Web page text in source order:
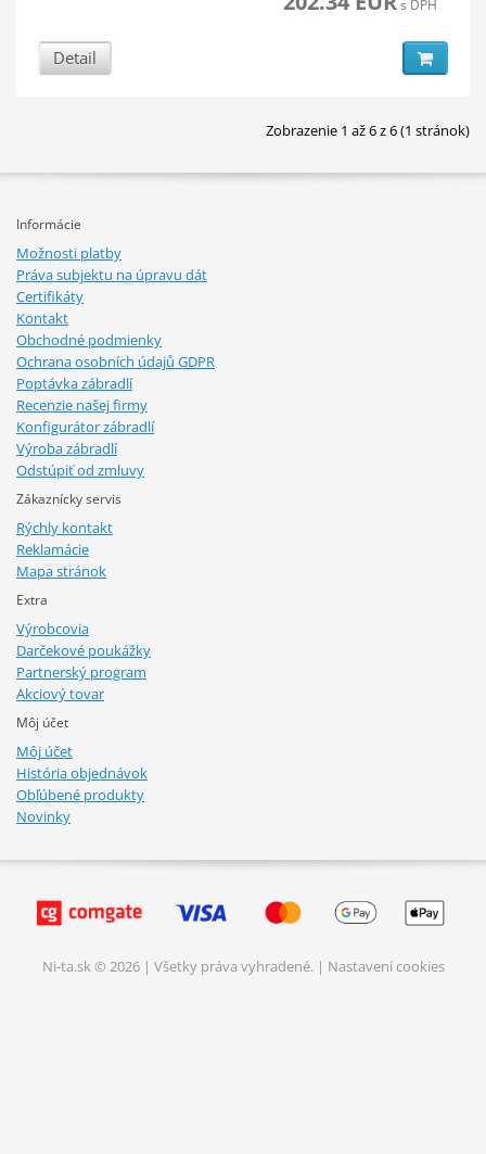
s DPH
Detail
Zobrazenie 1 až 6 z 6 (1 stránok)
Informácie
Možnosti platby
Práva subjektu na úpravu dát
Certifikáty
Kontakt
Obchodné podmienky
Ochrana osobních údajů GDPR
Poptávka zábradlí
Recenzie našej firmy
Konfigurátor zábradlí
Výroba zábradlí
Odstúpiť od zmluvy
Zákaznícky servis
Rýchly kontakt
Reklamácie
Mapa stránok
Extra
Výrobcovia
Darčekové poukážky
Partnerský program
Akciový tovar
Môj účet
Môj účet
História objednávok
Obľúbené produkty
Novinky
Ni-ta.sk © 2026 | Všetky práva vyhradené. | Nastavení cookies